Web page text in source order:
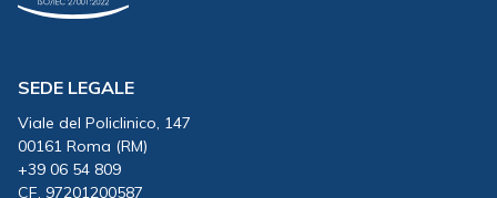
SEDE LEGALE
Viale del Policlinico, 147
00161 Roma (RM)
+39 06 54 809
CF. 97201200587